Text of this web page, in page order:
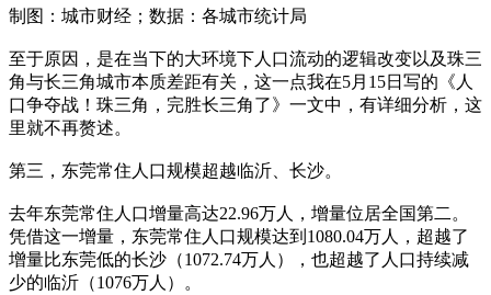
制图：城市财经；数据：各城市统计局
至于原因，是在当下的大环境下人口流动的逻辑改变以及珠三
角与长三角城市本质差距有关，这一点我在5月15日写的《人
口争夺战！珠三角，完胜长三角了》一文中，有详细分析，这
里就不再赘述。
第三，东莞常住人口规模超越临沂、长沙。
去年东莞常住人口增量高达22.96万人，增量位居全国第二。
凭借这一增量，东莞常住人口规模达到1080.04万人，超越了
增量比东莞低的长沙（1072.74万人），也超越了人口持续减
少的临沂（1076万人）。